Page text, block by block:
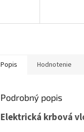
Popis Hodnotenie
Podrobný popis
Elektrická krbová